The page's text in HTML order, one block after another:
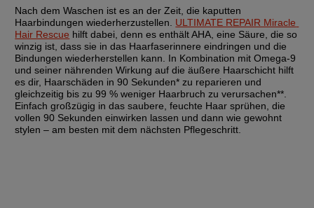
Nach dem Waschen ist es an der Zeit, die kaputten
Haarbindungen wiederherzustellen. ULTIMATE REPAIR Miracle
Hair Rescue hilft dabei, denn es enthält AHA, eine Säure, die so
winzig ist, dass sie in das Haarfaserinnere eindringen und die
Bindungen wiederherstellen kann. In Kombination mit Omega-9
und seiner nährenden Wirkung auf die äußere Haarschicht hilft
es dir, Haarschäden in 90 Sekunden* zu reparieren und
gleichzeitig bis zu 99 % weniger Haarbruch zu verursachen**.
Einfach großzügig in das saubere, feuchte Haar sprühen, die
vollen 90 Sekunden einwirken lassen und dann wie gewohnt
stylen – am besten mit dem nächsten Pflegeschritt.